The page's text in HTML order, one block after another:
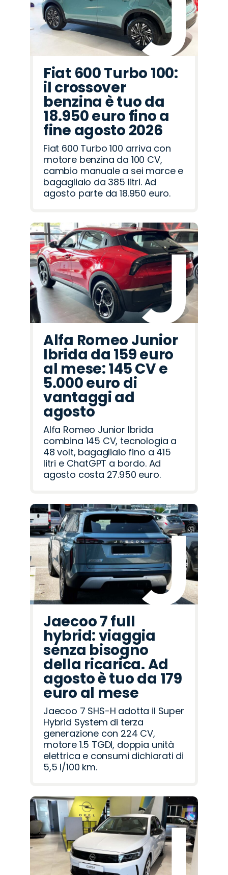
Fiat 600 Turbo 100:
il crossover
benzina è tuo da
18.950 euro fino a
fine agosto 2026
Fiat 600 Turbo 100 arriva con
motore benzina da 100 CV,
cambio manuale a sei marce e
bagagliaio da 385 litri. Ad
agosto parte da 18.950 euro.
Alfa Romeo Junior
Ibrida da 159 euro
al mese: 145 CV e
5.000 euro di
vantaggi ad
agosto
Alfa Romeo Junior Ibrida
combina 145 CV, tecnologia a
48 volt, bagagliaio fino a 415
litri e ChatGPT a bordo. Ad
agosto costa 27.950 euro.
Jaecoo 7 full
hybrid: viaggia
senza bisogno
della ricarica. Ad
agosto è tuo da 179
euro al mese
Jaecoo 7 SHS-H adotta il Super
Hybrid System di terza
generazione con 224 CV,
motore 1.5 TGDI, doppia unità
elettrica e consumi dichiarati di
5,5 l/100 km.